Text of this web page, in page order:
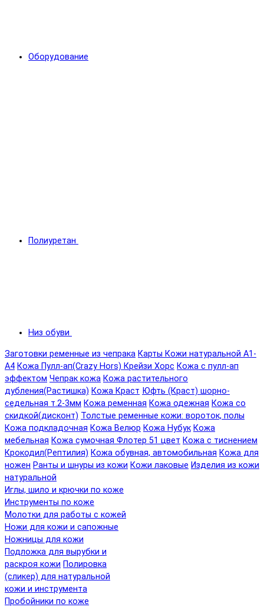
Оборудование
Полиуретан
Низ обуви
Заготовки ременные из чепрака Карты Кожи натуральной А1-
А4 Кожа Пулл-ап(Crazy Hors) Крейзи Хорс Кожа с пулл-ап
эффектом Чепрак кожа Кожа растительного
дубления(Растишка) Кожа Краст Юфть (Краст) шорно-
седельная т.2-3мм Кожа ременная Кожа одежная Кожа со
скидкой(дисконт) Толстые ременные кожи: вороток, полы
Кожа подкладочная Кожа Велюр Кожа Нубук Кожа
мебельная Кожа сумочная Флотер 51 цвет Кожа с тиснением
Крокодил(Рептилия) Кожа обувная, автомобильная Кожа для
ножен Ранты и шнуры из кожи Кожи лаковые Изделия из кожи
натуральной
Иглы, шило и крючки по коже
Инструменты по коже
Молотки для работы с кожей
Ножи для кожи и сапожные
Ножницы для кожи
Подложка для вырубки и
раскроя кожи Полировка
(сликер) для натуральной
кожи и инструмента
Пробойники по коже